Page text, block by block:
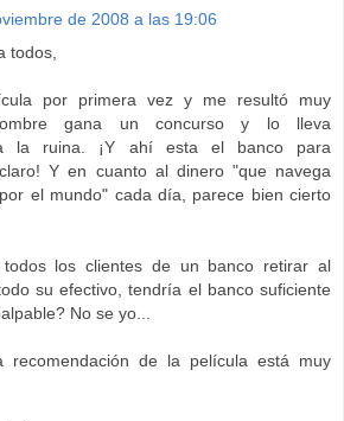
de 2008 a las 19:06
todos,
por primera vez y me resultó muy
gana un concurso y lo lleva
la ruina. ¡Y ahí esta el banco para
Y en cuanto al dinero "que navega
el mundo" cada día, parece bien cierto
todos los clientes de un banco retirar al
su efectivo, tendría el banco suficiente
No se yo...
recomendación de la película está muy